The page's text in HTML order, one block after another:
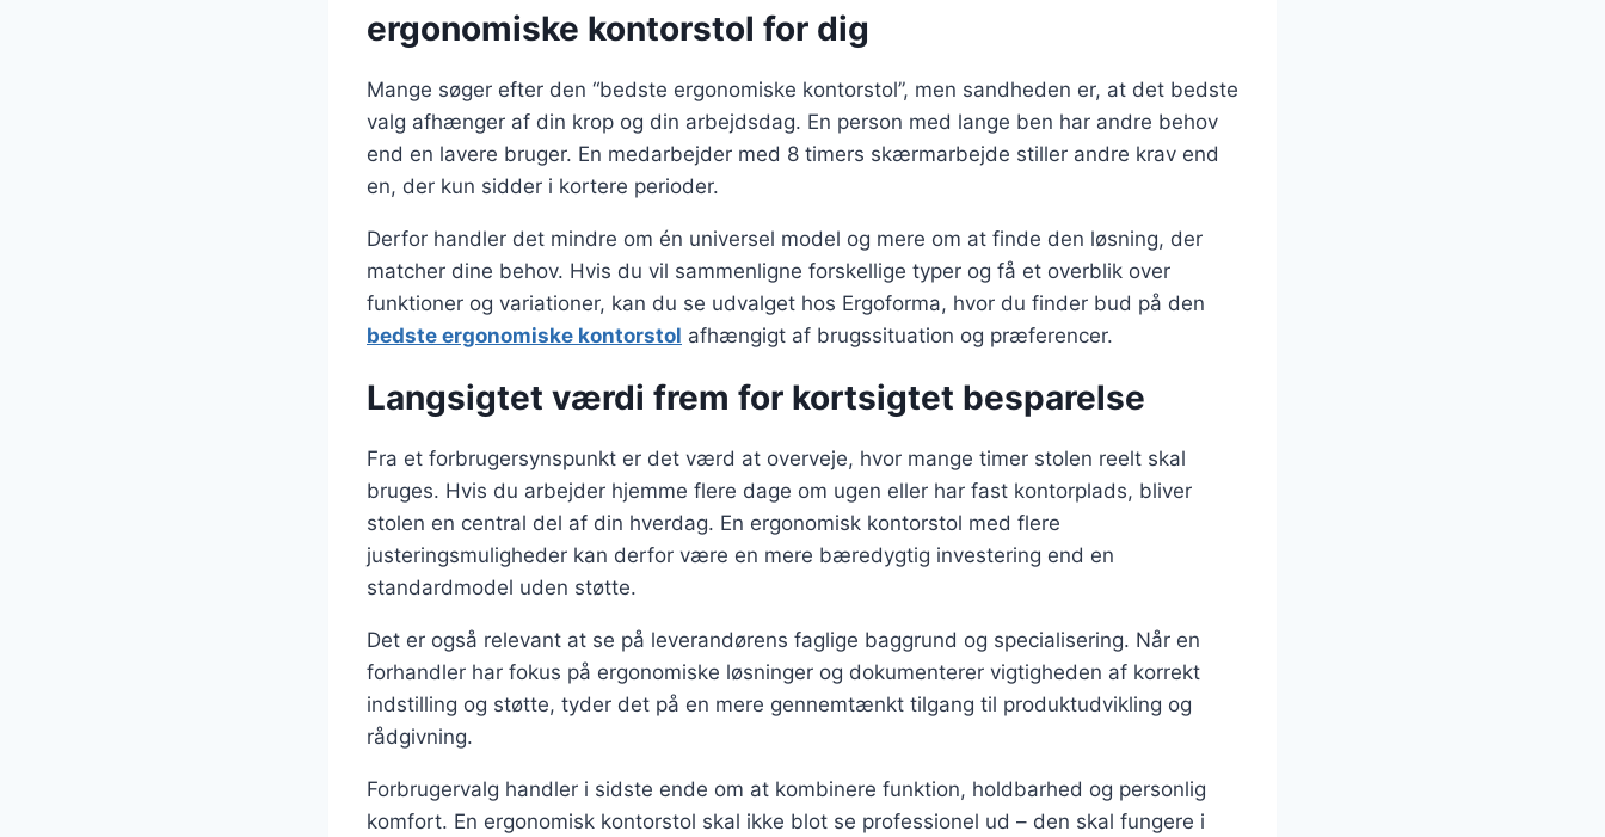
ergonomiske kontorstol for dig
Mange søger efter den “bedste ergonomiske kontorstol”, men sandheden er, at det bedste
valg afhænger af din krop og din arbejdsdag. En person med lange ben har andre behov
end en lavere bruger. En medarbejder med 8 timers skærmarbejde stiller andre krav end
en, der kun sidder i kortere perioder.
Derfor handler det mindre om én universel model og mere om at finde den løsning, der
matcher dine behov. Hvis du vil sammenligne forskellige typer og få et overblik over
funktioner og variationer, kan du se udvalget hos Ergoforma, hvor du finder bud på den
bedste ergonomiske kontorstol afhængigt af brugssituation og præferencer.
Langsigtet værdi frem for kortsigtet besparelse
Fra et forbrugersynspunkt er det værd at overveje, hvor mange timer stolen reelt skal
bruges. Hvis du arbejder hjemme flere dage om ugen eller har fast kontorplads, bliver
stolen en central del af din hverdag. En ergonomisk kontorstol med flere
justeringsmuligheder kan derfor være en mere bæredygtig investering end en
standardmodel uden støtte.
Det er også relevant at se på leverandørens faglige baggrund og specialisering. Når en
forhandler har fokus på ergonomiske løsninger og dokumenterer vigtigheden af korrekt
indstilling og støtte, tyder det på en mere gennemtænkt tilgang til produktudvikling og
rådgivning.
Forbrugervalg handler i sidste ende om at kombinere funktion, holdbarhed og personlig
komfort. En ergonomisk kontorstol skal ikke blot se professionel ud – den skal fungere i